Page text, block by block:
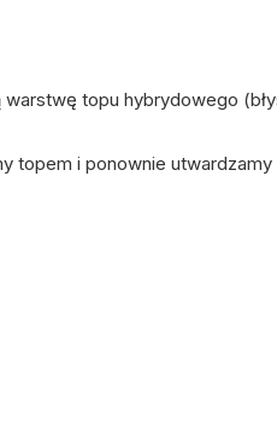
warstwę topu hybrydowego
topem i ponownie utwardzamy